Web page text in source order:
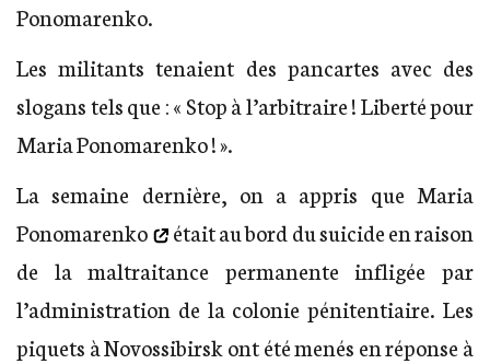
Ponomarenko.
Les militants tenaient des pancartes avec des
slogans tels que : « Stop à l’arbitraire ! Liberté pour
Maria Ponomarenko ! ».
La semaine dernière, on a appris que Maria
Ponomarenko
était au bord du suicide en raison
de la maltraitance permanente infligée par
l’administration de la colonie pénitentiaire. Les
piquets à Novossibirsk ont été menés en réponse à